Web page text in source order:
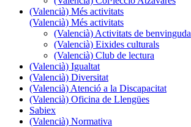
(Valencià) Més activitats
(Valencià) Més activitats
(Valencià) Activitats de benvinguda
(Valencià) Eixides culturals
(Valencià) Club de lectura
(Valencià) Igualtat
(Valencià) Diversitat
(Valencià) Atenció a la Discapacitat
(Valencià) Oficina de Llengües
Sabiex
(Valencià) Normativa